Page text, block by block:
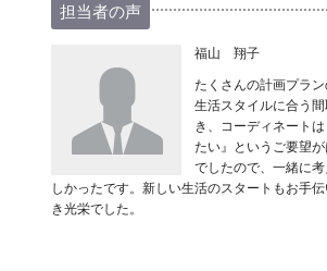
担当者の声
福山 翔子
たくさんの計画プラ
生活スタイルに合う
き、コーディネート
たい』というご要望
でしたので、一緒に
しかったです。新しい生活のスタートもお手
き光栄でした。